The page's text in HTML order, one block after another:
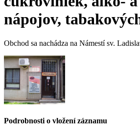
nápojov,
Obchod sa nachádza na Námestí sv.
Podrobnosti o vložení záznamu